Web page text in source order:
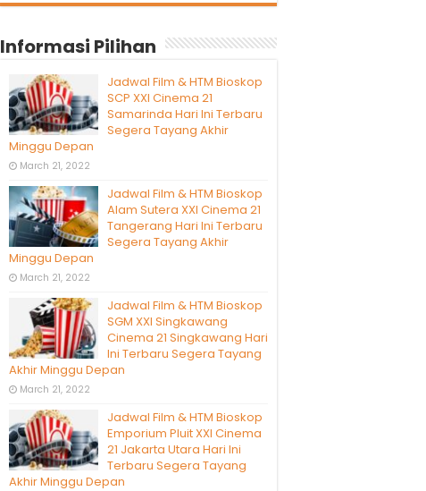
Informasi Pilihan
Jadwal Film & HTM Bioskop
SCP XXI Cinema 21
Samarinda Hari Ini Terbaru
Segera Tayang Akhir
Minggu Depan
March 21, 2022
Jadwal Film & HTM Bioskop
Alam Sutera XXI Cinema 21
Tangerang Hari Ini Terbaru
Segera Tayang Akhir
Minggu Depan
March 21, 2022
Jadwal Film & HTM Bioskop
SGM XXI Singkawang
Cinema 21 Singkawang Hari
Ini Terbaru Segera Tayang
Akhir Minggu Depan
March 21, 2022
Jadwal Film & HTM Bioskop
Emporium Pluit XXI Cinema
21 Jakarta Utara Hari Ini
Terbaru Segera Tayang
Akhir Minggu Depan